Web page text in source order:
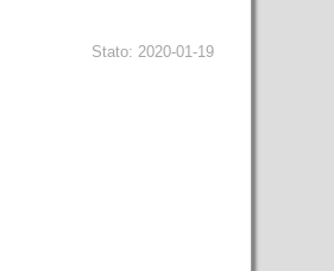
Stato: 2020-01-19